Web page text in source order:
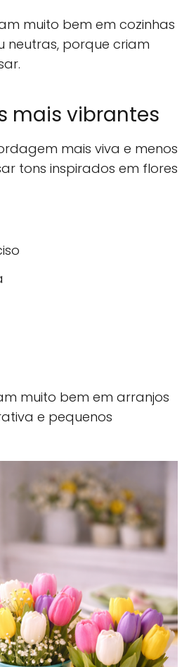
muito bem em cozinhas
neutras, porque criam
mais vibrantes
mais viva e menos
tons inspirados em flores
muito bem em arranjos
e pequenos